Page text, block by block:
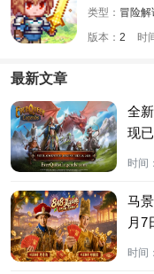
类型： 冒险解
版本： 2 时
最新文章
全
现
时间：
马
月7
时间：